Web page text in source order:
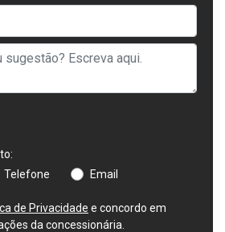
Telefone Email
de Privacidade e concordo em
da concessionária.